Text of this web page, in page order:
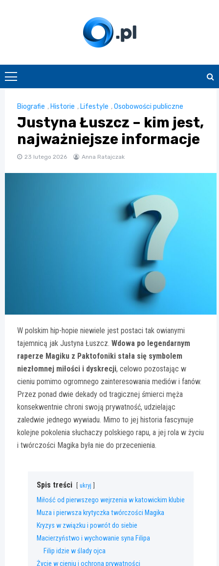
O.pl
Biografie , Historie , Lifestyle ,Osobowości publiczne
Justyna Łuszcz – kim jest,
najważniejsze informacje
23 lutego 2026 Anna Ratajczak
W polskim hip-hopie niewiele jest postaci tak owianymi
tajemnicą jak Justyna Łuszcz. Wdowa po legendarnym
raperze Magiku z Paktofoniki stała się symbolem
niezłomnej miłości i dyskrecji, celowo pozostając w
cieniu pomimo ogromnego zainteresowania mediów i fanów.
Przez ponad dwie dekady od tragicznej śmierci męża
konsekwentnie chroni swoją prywatność, udzielając
zaledwie jednego wywiadu. Mimo to jej historia fascynuje
kolejne pokolenia słuchaczy polskiego rapu, a jej rola w życiu
i twórczości Magika była nie do przecenienia.
Spis treści ukryj
Miłość od pierwszego wejrzenia w katowickim klubie
Muza i pierwsza krytyczka twórczości Magika
Kryzys w związku i powrót do siebie
Macierzyństwo i wychowanie syna Filipa
Filip idzie w ślady ojca
Życie w cieniu i ochrona prywatności